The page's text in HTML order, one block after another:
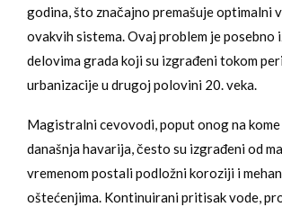
godina, što značajno premašuje optimalni
ovakvih sistema. Ovaj problem je posebno
delovima grada koji su izgrađeni tokom
urbanizacije u drugoj polovini 20. veka.
Magistralni cevovodi, poput onog na kome
današnja havarija, često su izgrađeni od
vremenom postali podložni koroziji i
oštećenjima. Kontinuirani pritisak vode,